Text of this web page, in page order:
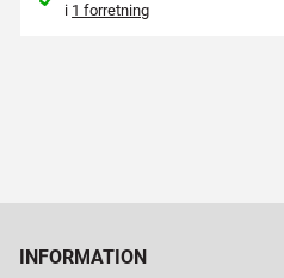
i 1 forretning
INFORMATION